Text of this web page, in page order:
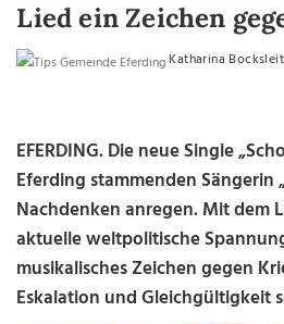
Lied ein Zeichen
Katharina
EFERDING. Die neue Single
Eferding stammenden Sängerin
Nachdenken anregen. Mit dem
aktuelle weltpolitische
musikalisches Zeichen gegen
Eskalation und Gleichgültigkeit